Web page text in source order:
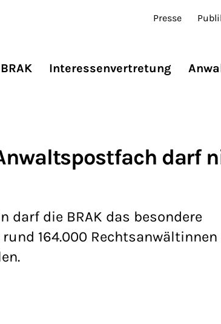
Presse
Interessenvertretung
darf
die BRAK das besondere
164.000 Rechtsanwältinnen